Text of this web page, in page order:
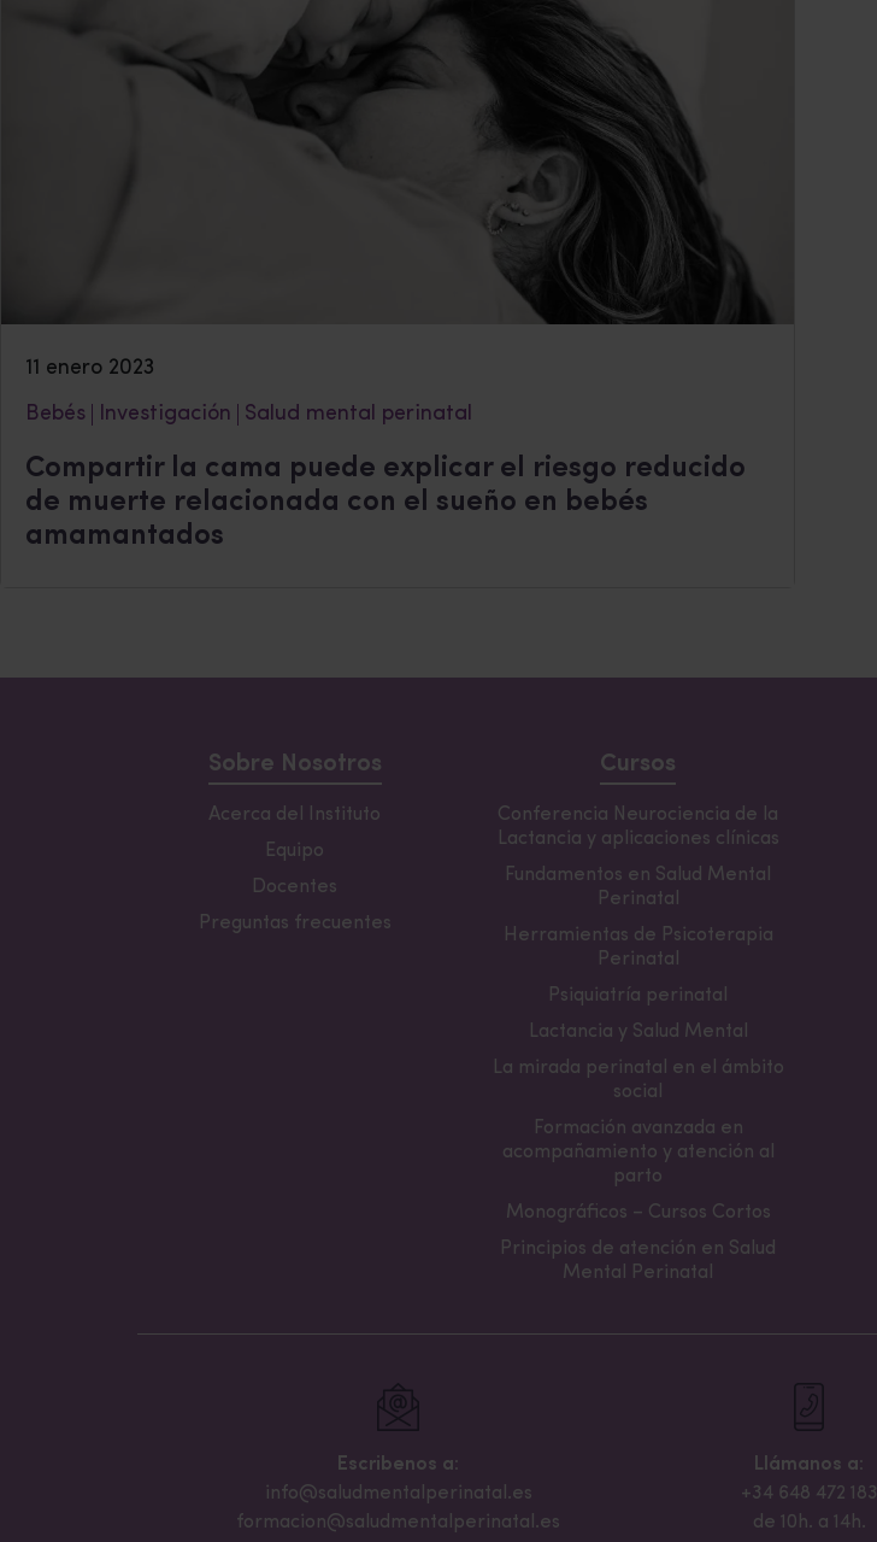
11 enero 2023
Bebés
Investigación Salud mental perinatal
Compartir la cama puede explicar el riesgo reducido
de muerte relacionada con el sueño en bebés
amamantados
Sobre Nosotros
Acerca del Instituto
Equipo
Docentes
Preguntas frecuentes
Cursos
Conferencia Neurociencia de la
Lactancia y aplicaciones clínicas
Fundamentos en Salud Mental
Perinatal
Herramientas de Psicoterapia
Perinatal
Psiquiatría perinatal
Lactancia y Salud Mental
La mirada perinatal en el ámbito
social
Formación avanzada en
acompañamiento y atención al
parto
Monográficos – Cursos Cortos
Principios de atención en Salud
Mental Perinatal
Escribenos a:
info@saludmentalperinatal.es
formacion@saludmentalperinatal.es
Llámanos a:
+34 648 472 183
de 10h. a 14h.